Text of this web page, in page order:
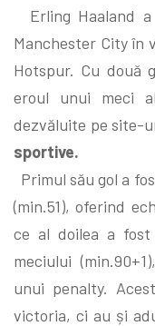
Erling Haaland
Manchester City în
Hotspur. Cu două
eroul unui meci
dezvăluite pe site-
sportive.
Primul său gol a
(min.51), oferind
ce al doilea a fost
meciului
unui penalty.
victoria, ci au și